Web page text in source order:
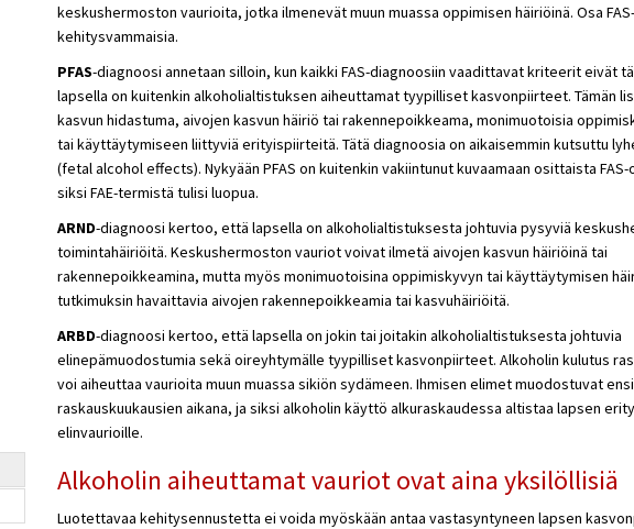
keskushermoston vaurioita, jotka ilmenevät muun muassa oppimisen häiriöinä. Osa
kehitysvammaisia.
PFAS-diagnoosi annetaan silloin, kun kaikki FAS-diagnoosiin vaadittavat kriteerit eivät
lapsella on kuitenkin alkoholialtistuksen aiheuttamat tyypilliset kasvonpiirteet. Tämän
kasvun hidastuma, aivojen kasvun häiriö tai rakennepoikkeama, monimuotoisia
tai käyttäytymiseen liittyviä erityispiirteitä. Tätä diagnoosia on aikaisemmin kutsuttu
(fetal alcohol effects). Nykyään PFAS on kuitenkin vakiintunut kuvaamaan osittaista
siksi FAE-termistä tulisi luopua.
ARND-diagnoosi kertoo, että lapsella on alkoholialtistuksesta johtuvia pysyviä
toimintahäiriöitä. Keskushermoston vauriot voivat ilmetä aivojen kasvun häiriöinä tai
rakennepoikkeamina, mutta myös monimuotoisina oppimiskyvyn tai käyttäytymisen
tutkimuksin havaittavia aivojen rakennepoikkeamia tai kasvuhäiriöitä.
ARBD-diagnoosi kertoo, että lapsella on jokin tai joitakin alkoholialtistuksesta johtuvia
elinepämuodostumia sekä oireyhtymälle tyypilliset kasvonpiirteet. Alkoholin kulutus
voi aiheuttaa vaurioita muun muassa sikiön sydämeen. Ihmisen elimet muodostuvat
raskauskuukausien aikana, ja siksi alkoholin käyttö alkuraskaudessa altistaa lapsen
elinvaurioille.
Alkoholin aiheuttamat vauriot ovat aina yksilöllisiä
Luotettavaa kehitysennustetta ei voida myöskään antaa vastasyntyneen lapsen